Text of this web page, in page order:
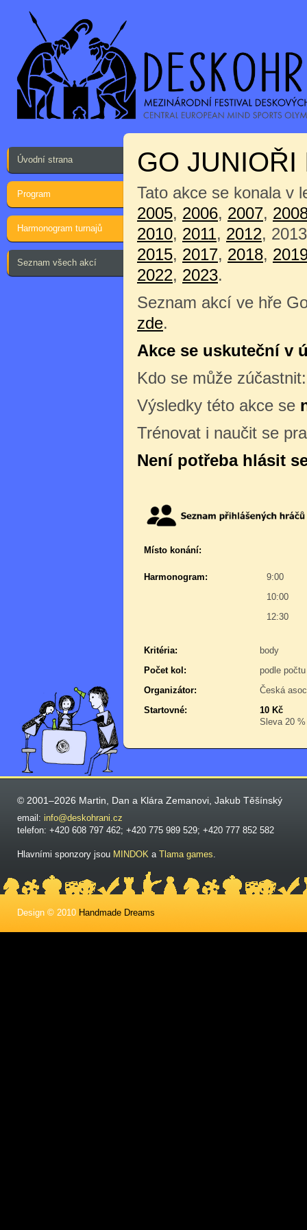
Úvodní strana
Program
Harmonogram turnajů
Seznam všech akcí
GO JUNIOŘI
Tato akce se konala v
2005, 2006, 2007,
2010, 2011, 2012,
2015, 2017, 2018,
2022, 2023.
Seznam akcí ve hře
zde.
Akce se uskuteční v
Kdo se může
Výsledky této akce se
Trénovat i naučit se
Není potřeba hlásit
Místo konání:
Harmonogram:
9:00
10:00
12:30
Kritéria:
body
Počet kol:
podle
Organizátor:
Česká
Startovné:
10 Kč
Sleva 20
© 2001–2026 Martin, Dan a Klára Zemanovi, Jakub Těšínský
email: info@deskohrani.cz
telefon: +420 608 797 462; +420 775 989 529; +420 777 852 582
Hlavními sponzory jsou MINDOK a Tlama games.
Design © 2010 Handmade Dreams